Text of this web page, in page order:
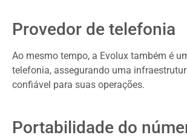
Provedor de telefonia
Ao mesmo tempo, a Evolux também é
telefonia, assegurando uma
confiável para suas operações.
Portabilidade do